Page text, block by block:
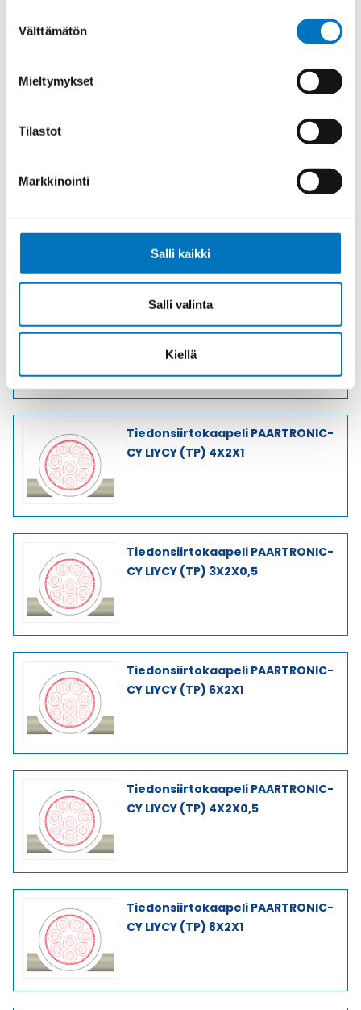
valinta
Välttämätön
Mieltymykset
Tilastot
Markkinointi
Salli kaikki
Salli valinta
Kiellä
Tiedonsiirtokaapeli PAARTRONIC-
Tiedonsiirtokaapeli PAARTRONIC-
CY LIYCY (TP) 2X2X1
CY LIYCY (TP) 3X2X1
Tiedonsiirtokaapeli PAARTRONIC-
CY LIYCY (TP) 4X2X1
Tiedonsiirtokaapeli PAARTRONIC-
CY LIYCY (TP) 3X2X0,5
Tiedonsiirtokaapeli PAARTRONIC-
CY LIYCY (TP) 6X2X1
Tiedonsiirtokaapeli PAARTRONIC-
CY LIYCY (TP) 4X2X0,5
Tiedonsiirtokaapeli PAARTRONIC-
CY LIYCY (TP) 8X2X1